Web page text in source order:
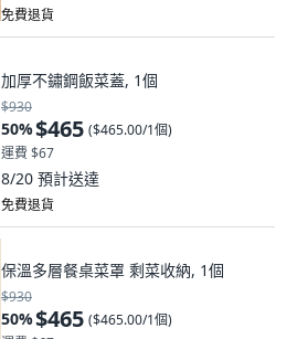
免費退貨
加厚不鏽鋼飯菜蓋, 1個
$930
50%$465 ($465.00/1個)
運費 $67
8/20 預計送達
免費退貨
保溫多層餐桌菜罩 剩菜收納, 1個
$930
50%$465 ($465.00/1個)